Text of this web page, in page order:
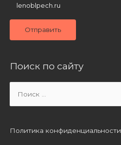
lenoblpech.ru
Поиск по сайту
Политика конфиденциальности